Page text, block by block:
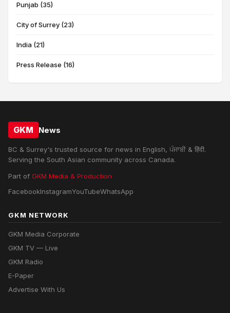
Punjab (35)
City of Surrey (23)
India (21)
Press Release (16)
GKM News
BC & Surrey's trusted source for news in English, ਪੰਜਾਬੀ & हिंदी.
Serving the South Asian community across Canada.
Part of GKM Media & Production
FacebookInstagramYouTubeWhatsApp
GKM NETWORK
GKM Media Corporate
GKM TV — Live
GKM Radio
E-Paper
Advertise With Us